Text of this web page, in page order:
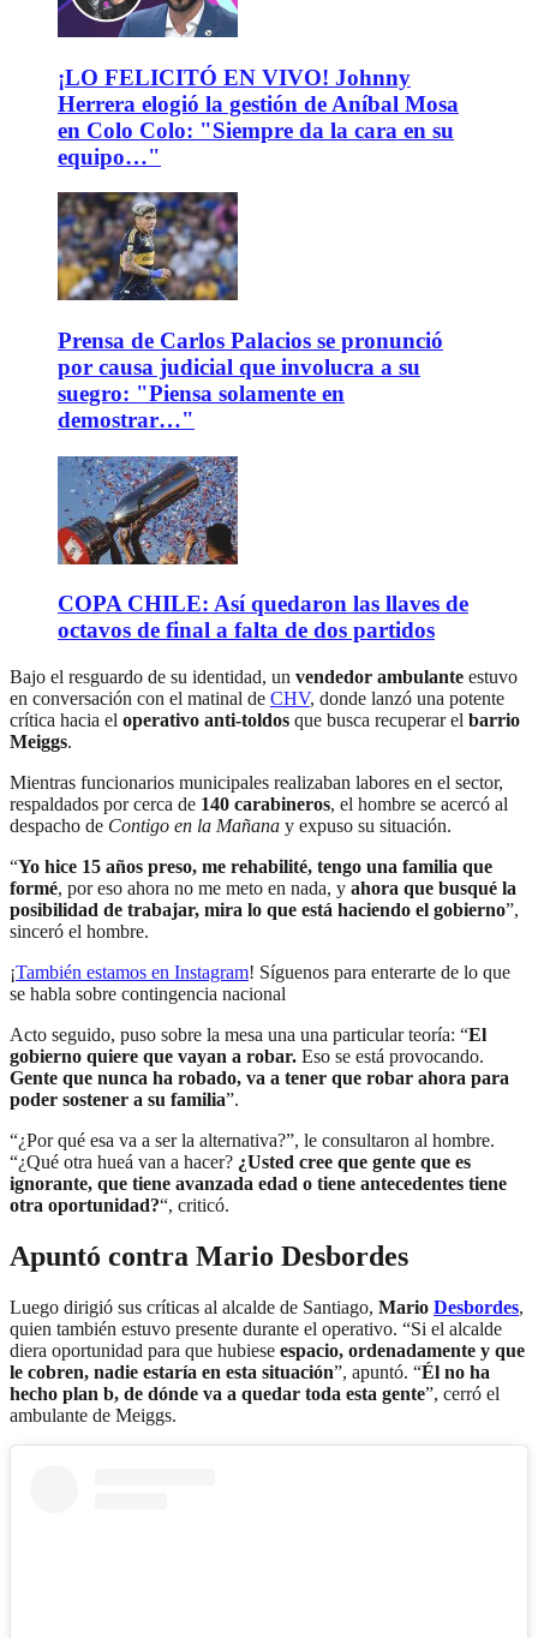
¡LO FELICITÓ EN VIVO! Johnny
Herrera elogió la gestión de Aníbal Mosa
en Colo Colo: "Siempre da la cara en su
equipo…"
Prensa de Carlos Palacios se pronunció
por causa judicial que involucra a su
suegro: "Piensa solamente en
demostrar…"
COPA CHILE: Así quedaron las llaves de
octavos de final a falta de dos partidos
Bajo el resguardo de su identidad, un vendedor ambulante estuvo
en conversación con el matinal de CHV, donde lanzó una potente
crítica hacia el operativo anti-toldos que busca recuperar el barrio
Meiggs.
Mientras funcionarios municipales realizaban labores en el sector,
respaldados por cerca de 140 carabineros, el hombre se acercó al
despacho de Contigo en la Mañana y expuso su situación.
“Yo hice 15 años preso, me rehabilité, tengo una familia que
formé, por eso ahora no me meto en nada, y ahora que busqué la
posibilidad de trabajar, mira lo que está haciendo el gobierno”,
sinceró el hombre.
¡También estamos en Instagram! Síguenos para enterarte de lo que
se habla sobre contingencia nacional
Acto seguido, puso sobre la mesa una una particular teoría: “El
gobierno quiere que vayan a robar. Eso se está provocando.
Gente que nunca ha robado, va a tener que robar ahora para
poder sostener a su familia”.
“¿Por qué esa va a ser la alternativa?”, le consultaron al hombre.
“¿Qué otra hueá van a hacer? ¿Usted cree que gente que es
ignorante, que tiene avanzada edad o tiene antecedentes tiene
otra oportunidad?“, criticó.
Apuntó contra Mario Desbordes
Luego dirigió sus críticas al alcalde de Santiago, Mario Desbordes,
quien también estuvo presente durante el operativo. “Si el alcalde
diera oportunidad para que hubiese espacio, ordenadamente y que
le cobren, nadie estaría en esta situación”, apuntó. “Él no ha
hecho plan b, de dónde va a quedar toda esta gente”, cerró el
ambulante de Meiggs.